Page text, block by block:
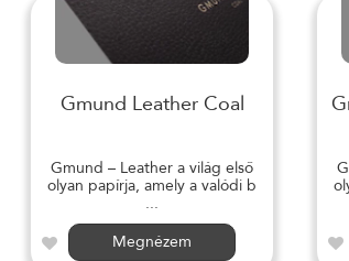
Gmund Leather Coal
Gmund – Leather a világ első
olyan papírja, amely a valódi b
...
Megnézem